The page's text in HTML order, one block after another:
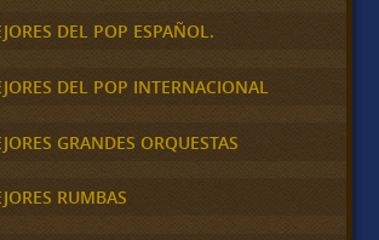
DEL POP ESPAÑOL.
DEL POP INTERNACIONAL
GRANDES ORQUESTAS
RUMBAS